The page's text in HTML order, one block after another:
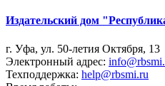
Издательский дом
г. Уфа, ул. 50-летия Октября, 13
Электронный адрес:
Техподдержка: help@rbsmi.ru